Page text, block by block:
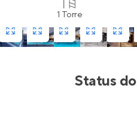
1 Torre
Status do